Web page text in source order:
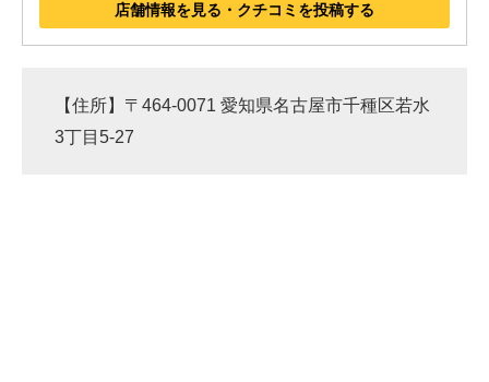
店舗情報を見る・クチコミを投稿する
【住所】〒464-0071 愛知県名古屋市千種区若水
3丁目5-27